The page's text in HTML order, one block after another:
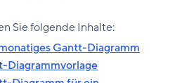
Sie folgende Inhalte:
Gantt-Diagramm
Diagrammvorlage